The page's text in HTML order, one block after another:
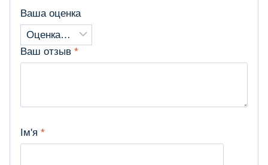
Ваша оценка
Ваш отзыв *
Ім'я *